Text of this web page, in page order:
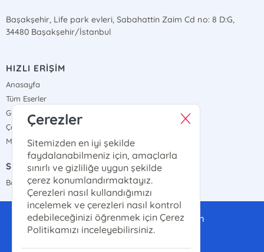
Başakşehir, Life park evleri, Sabahattin Zaim Cd no: 8 D:G,
34480 Başakşehir/İstanbul
HIZLI ERİŞİM
Anasayfa
Tüm Eserler
Gizlilik Sözleşmesi
Çerez Politikası
Mesafeli Satış Sözleşmesi
SATIŞ NOKTALARIMIZ
Bayi Haritamız
gurabayayinlari@gmail.com
0(507)-286-14-14
Çerezler
Sitemizden en iyi şekilde
faydalanabilmeniz için, amaçlarla
sınırlı ve gizliliğe uygun şekilde
çerez konumlandırmaktayız.
Çerezleri nasıl kullandığımızı
incelemek ve çerezleri nasıl kontrol
edebileceğinizi öğrenmek için Çerez
Politikamızı inceleyebilirsiniz.